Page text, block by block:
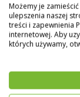
Możemy je
ulepszenia naszej
treści i zapewnienia
internetowej. Aby
których używamy,